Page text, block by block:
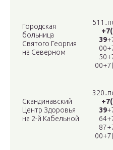
Городская
больница
Святого Георгия
на Северном
39
Скандинавский
Центр Здоровья
на 2-й Кабельной
39